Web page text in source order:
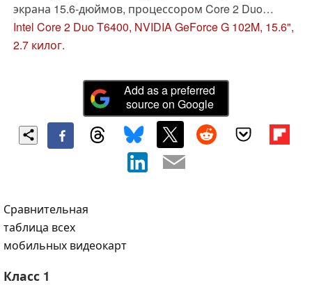
экрана 15.6-дюймов, процессором Core 2 Duo
T6400, встроенной Nvidia G 102M и средней ценой
от 13 000 до 18 000 рублей. В нашем обзоре вы
различными задачами и функциями.
Intel Core 2 Duo T6400, NVIDIA GeForce G 102M, 15.6",
2.7 килог.
Add as a preferred
source on Google
Сравнительная
таблица всех
мобильных видеокарт
Класс 1